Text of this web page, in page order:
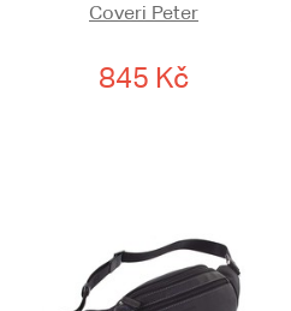
Coveri Peter
845 Kč